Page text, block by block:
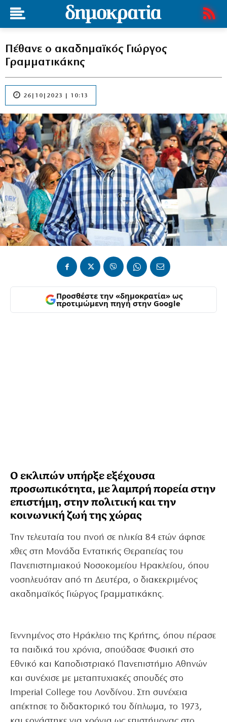
Πέθανε ο ακαδημαϊκός Γιώργος
Γραμματικάκης
26|10|2023 | 10:13
Προσθέστε την «δημοκρατία» ως
προτιμώμενη πηγή στην Google
Ο εκλιπών υπήρξε εξέχουσα
προσωπικότητα, με λαμπρή πορεία στην
επιστήμη, στην πολιτική και την
κοινωνική ζωή της χώρας
Την τελευταία του πνοή σε ηλικία 84 ετών άφησε
χθες στη Μονάδα Εντατικής Θεραπείας του
Πανεπιστημιακού Νοσοκομείου Ηρακλείου, όπου
νοσηλευόταν από τη Δευτέρα, ο διακεκριμένος
ακαδημαϊκός Γιώργος Γραμματικάκης.
Γεννημένος στο Ηράκλειο της Κρήτης, όπου πέρασε
τα παιδικά του χρόνια, σπούδασε Φυσική στο
Εθνικό και Καποδιστριακό Πανεπιστήμιο Αθηνών
και συνέχισε με μεταπτυχιακές σπουδές στο
Imperial College του Λονδίνου. Στη συνέχεια
απέκτησε το διδακτορικό του δίπλωμα, το 1973,